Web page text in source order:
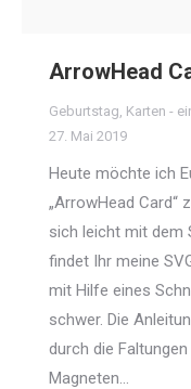
ArrowHead
Geburtstag Karten -
27. Mai 2019
Heute möchte ich
„ArrowHead Card“
sich leicht mit dem
findet Ihr meine
mit Hilfe eines
schwer. Die
durch die
Magneten…